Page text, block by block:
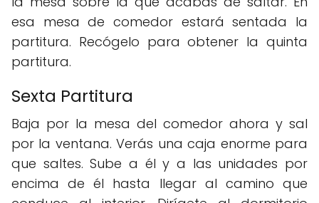
esa mesa de comedor estará sentada la
partitura. Recógelo para obtener la quinta
partitura.
Sexta Partitura
Baja por la mesa del comedor ahora y sal
por la ventana. Verás una caja enorme para
que saltes. Sube a él y a las unidades por
encima de él hasta llegar al camino que